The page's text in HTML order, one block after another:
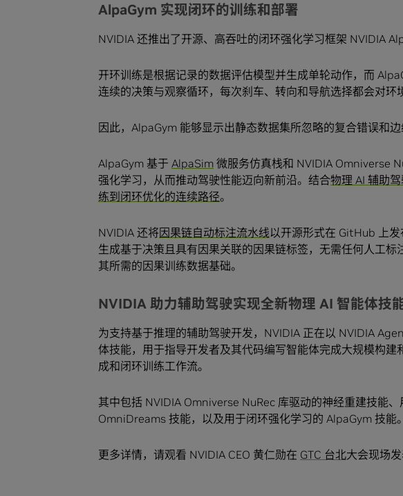
AlpaGym 实现闭环的训练和部署
NVIDIA 还推出了开源、高吞吐的闭环强化学习框架 NVIDIA
开环训练是根据记录的数据评估模型并生成单轮动作，而
连续的决策与观察循环，每次刹车、转向和导航选择都会对环
因此，AlpaGym 能够显示出静态数据集所忽略的复合错误和边
AlpaGym 基于 AlpaSim 微服务仿真栈和 NVIDIA Omniverse
强化学习，从而推动驾驶性能迈向新前沿。结合物理 AI 辅助
练到闭环优化的连续路径。
NVIDIA 还将因果链自动标注流水线以开源形式在 GitHub 上
生成基于决策且具有因果关联的因果链标签，无需任何人工
其所需的因果训练数据基础。
NVIDIA 助力辅助驾驶实现全新物理 AI 智能体技
为支持基于推理的辅助驾驶开发，NVIDIA 正在以 NVIDIA
体技能，用于指导开发者及其代码编写智能体完成大规模构
成和闭环训练工作流。
其中包括 NVIDIA Omniverse NuRec 库驱动的神经重建技能
OmniDreams 技能，以及用于闭环强化学习的 AlpaGym 技能。
更多详情，请观看 NVIDIA CEO 黄仁勋在 GTC 台北大会现场